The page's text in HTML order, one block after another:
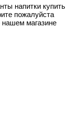
напитки купить
пожалуйста
магазине